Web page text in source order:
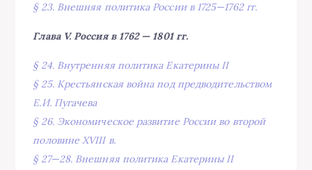
§ 23. Внешняя политика России в 1725—1762 гг.
Глава V. Россия в 1762 — 1801 гг.
§ 24. Внутренняя политика Екатерины II
§ 25. Крестьянская война под предводительством
Е.И. Пугачева
§ 26. Экономическое развитие России во второй
половине XVIII в.
§ 27—28. Внешняя политика Екатерины II